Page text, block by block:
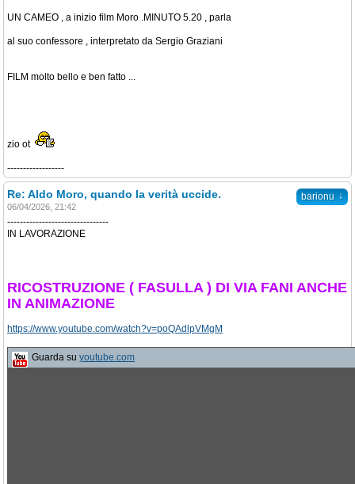
UN CAMEO , a inizio film Moro .MINUTO 5.20 , parla
al suo confessore , interpretato da Sergio Graziani
FILM molto bello e ben fatto ...
zio ot
------------------
barionu ↓
Re: Aldo Moro, quando la verità uccide.
06/04/2026, 21:42
--------------------------------
IN LAVORAZIONE
RICOSTRUZIONE ( FASULLA ) DI VIA FANI ANCHE
IN ANIMAZIONE
https://www.youtube.com/watch?v=poQAdlpVMgM
Guarda su youtube.com